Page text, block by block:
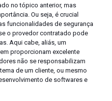
no tópico anterior, mas
Ou seja, é crucial
funcionalidades de segurança
o provedor contratado pode
Aqui cabe, aliás, um
proporcionam excelente
não se responsabilizam
de um cliente, ou mesmo
de softwares e